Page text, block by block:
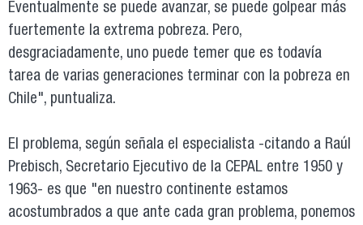
Eventualmente se puede avanzar, se puede golpear más
fuertemente la extrema pobreza. Pero,
desgraciadamente, uno puede temer que es todavía
tarea de varias generaciones terminar con la pobreza en
Chile", puntualiza.
El problema, según señala el especialista -citando a Raúl
Prebisch, Secretario Ejecutivo de la CEPAL entre 1950 y
1963- es que "en nuestro continente estamos
acostumbrados a que ante cada gran problema, ponemos